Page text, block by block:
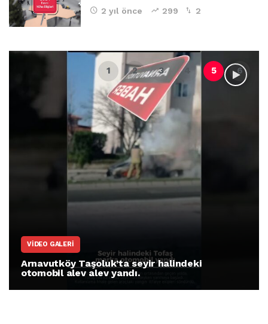
2 yıl önce 299 2
VIDEO GALERI
Arnavutköy Taşoluk’ta seyir halindeki
otomobil alev alev yandı.